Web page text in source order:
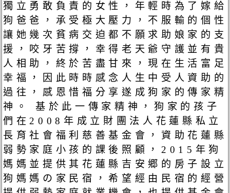
獨立勇敢負責的女性，年輕時為了嫁給
狗爸爸，承受極大壓力，不服輸的個性
讓她幾次貧病交迫都不願求助娘家的支
援，咬牙苦撐，幸得老天爺守護並有貴
人相助，終於苦盡甘來，現在生活富足
幸福，因此時時感念人生中受人資助的
過往，感恩惜福分享遂成狗家的傳家精
神。 基於此一傳家精神，狗家的孩子
們在2008年成立財團法人花蓮縣私立
長育社會福利慈善基金會，資助花蓮縣
弱勢家庭小孩的課後照顧，2015年狗
媽媽並提供其花蓮縣吉安郷的房子設立
狗媽媽の家民宿，希望經由民宿的經營